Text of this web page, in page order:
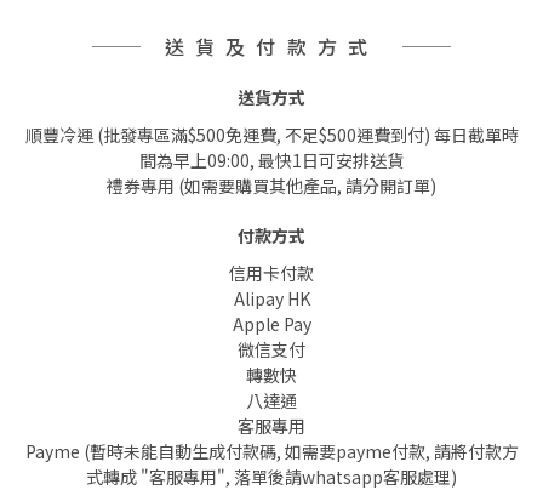
送貨及付款方式
送貨方式
順豐冷運 (批發專區滿$500免運費, 不足$500運費到付) 每日截單時
間為早上09:00, 最快1日可安排送貨
禮券專用 (如需要購買其他產品, 請分開訂單)
付款方式
信用卡付款
Alipay HK
Apple Pay
微信支付
轉數快
八達通
客服專用
Payme (暫時未能自動生成付款碼, 如需要payme付款, 請將付款方
式轉成 "客服專用", 落單後請whatsapp客服處理)